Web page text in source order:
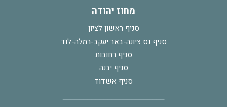
מחוז יהודה
סניף ראשון לציון
סניף נס ציונה-באר יעקב-רמלה-לוד
סניף רחובות
סניף יבנה
סניף אשדוד